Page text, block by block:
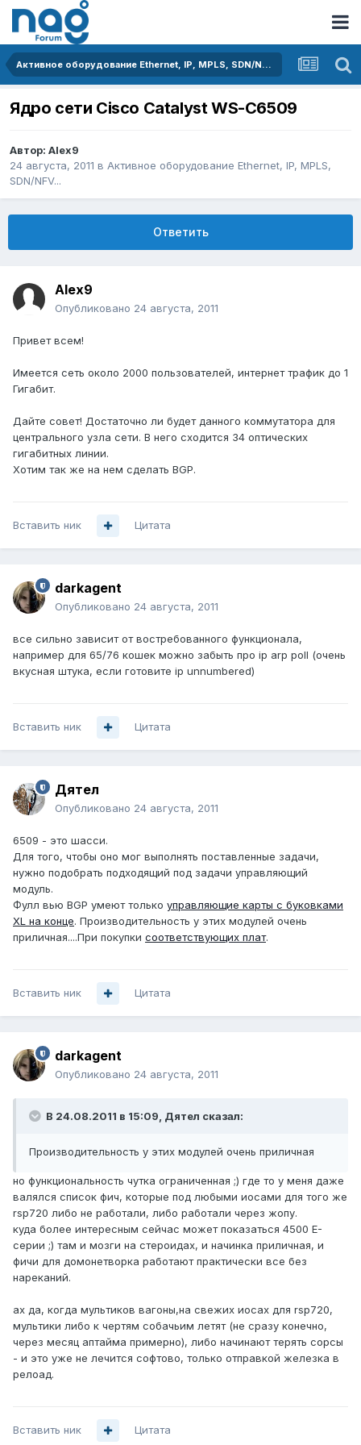
Активное оборудование Ethernet, IP, MPLS, SDN/NFV...
Ядро сети Cisco Catalyst WS-C6509
Автор: Alex9
24 августа, 2011 в Активное оборудование Ethernet, IP, MPLS,
SDN/NFV...
Ответить
Alex9
Опубликовано 24 августа, 2011
Привет всем!
Имеется сеть около 2000 пользователей, интернет трафик до 1
Гигабит.
Дайте совет! Достаточно ли будет данного коммутатора для
центрального узла сети. В него сходится 34 оптических
гигабитных линии.
Хотим так же на нем сделать BGP.
Вставить ник Цитата
darkagent
Опубликовано 24 августа, 2011
все сильно зависит от востребованного функционала,
например для 65/76 кошек можно забыть про ip arp poll (очень
вкусная штука, если готовите ip unnumbered)
Вставить ник Цитата
Дятел
Опубликовано 24 августа, 2011
6509 - это шасси.
Для того, чтобы оно мог выполнять поставленные задачи,
нужно подобрать подходящий под задачи управляющий
модуль.
Фулл вью BGP умеют только управляющие карты с буковками
XL на конце. Производительность у этих модулей очень
приличная....При покупки соответствующих плат.
Вставить ник Цитата
darkagent
Опубликовано 24 августа, 2011
В 24.08.2011 в 15:09, Дятел сказал:
Производительность у этих модулей очень приличная
но функциональность чутка ограниченная ;) где то у меня даже
валялся список фич, которые под любыми иосами для того же
rsp720 либо не работали, либо работали через жопу.
куда более интересным сейчас может показаться 4500 E-
серии ;) там и мозги на стероидах, и начинка приличная, и
фичи для домонетворка работают практически все без
нареканий.
ах да, когда мультиков вагоны,на свежих иосах для rsp720,
мультики либо к чертям собачьим летят (не сразу конечно,
через месяц аптайма примерно), либо начинают терять сорсы
- и это уже не лечится софтово, только отправкой железка в
релоад.
Вставить ник Цитата